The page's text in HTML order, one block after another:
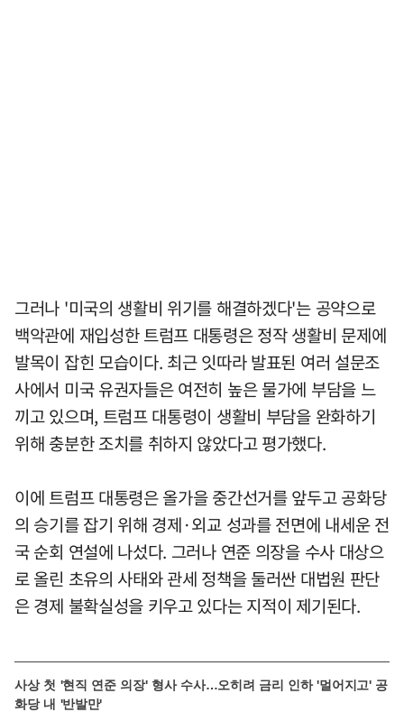
그러나 '미국의 생활비 위기를 해결하겠다'는 공약으로
백악관에 재입성한 트럼프 대통령은 정작 생활비 문제에
발목이 잡힌 모습이다. 최근 잇따라 발표된 여러 설문조
사에서 미국 유권자들은 여전히 높은 물가에 부담을 느
끼고 있으며, 트럼프 대통령이 생활비 부담을 완화하기
위해 충분한 조치를 취하지 않았다고 평가했다.
이에 트럼프 대통령은 올가을 중간선거를 앞두고 공화당
의 승기를 잡기 위해 경제·외교 성과를 전면에 내세운 전
국 순회 연설에 나섰다. 그러나 연준 의장을 수사 대상으
로 올린 초유의 사태와 관세 정책을 둘러싼 대법원 판단
은 경제 불확실성을 키우고 있다는 지적이 제기된다.
사상 첫 '현직 연준 의장' 형사 수사…오히려 금리 인하 '멀어지고' 공
화당 내 '반발만'